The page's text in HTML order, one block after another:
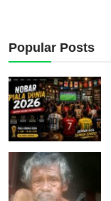
Popular Posts